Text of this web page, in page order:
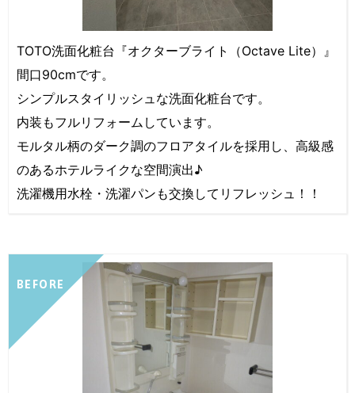
TOTO洗面化粧台『オクターブライト（Octave Lite）』
間口90cmです。
シンプルスタイリッシュな洗面化粧台です。
内装もフルリフォームしています。
モルタル柄のダーク調のフロアタイルを採用し、高級感
のあるホテルライクな空間演出♪
洗濯機用水栓・洗濯パンも交換してリフレッシュ！！
BEFORE